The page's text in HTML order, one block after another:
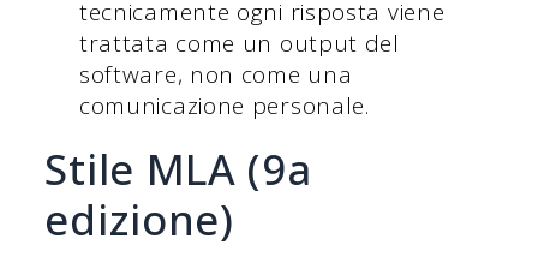
tecnicamente ogni risposta viene
trattata come un output del
software, non come una
comunicazione personale.
Stile MLA (9a
edizione)